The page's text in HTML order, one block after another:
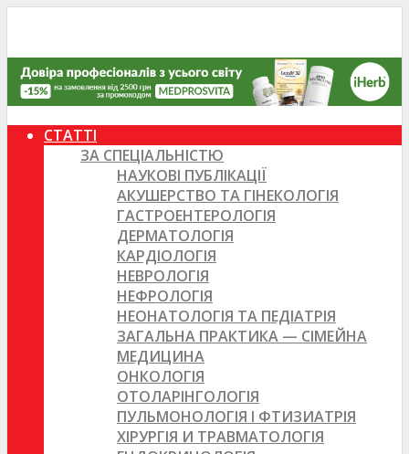
СТАТТІ
ЗА СПЕЦІАЛЬНІСТЮ
НАУКОВІ ПУБЛІКАЦІЇ
АКУШЕРСТВО ТА ГІНЕКОЛОГІЯ
ГАСТРОЕНТЕРОЛОГІЯ
ДЕРМАТОЛОГІЯ
КАРДІОЛОГІЯ
НЕВРОЛОГІЯ
НЕФРОЛОГІЯ
НЕОНАТОЛОГІЯ ТА ПЕДІАТРІЯ
ЗАГАЛЬНА ПРАКТИКА — СІМЕЙНА
МЕДИЦИНА
ОНКОЛОГІЯ
ОТОЛАРІНГОЛОГІЯ
ПУЛЬМОНОЛОГІЯ І ФТИЗИАТРІЯ
ХІРУРГІЯ И ТРАВМАТОЛОГІЯ